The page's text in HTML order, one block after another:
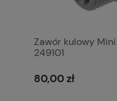
Zawór kulowy
249101
80,00 zł